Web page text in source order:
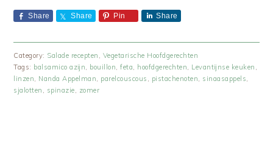
Share Share Pin Share
Category: Salade recepten , Vegetarische Hoofdgerechten
Tags: balsamico azijn, bouillon,feta, hoofdgerechten, Levantijnse keuken ,
linzen, Nanda Appelman, parelcouscous , pistachenoten, sinaasappels,
sjalotten , spinazie, zomer